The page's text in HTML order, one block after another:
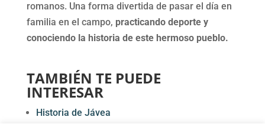
romanos. Una forma divertida de pasar el día en
familia en el campo, practicando deporte y
conociendo la historia de este hermoso pueblo.
TAMBIÉN TE PUEDE
INTERESAR
Historia de Jávea